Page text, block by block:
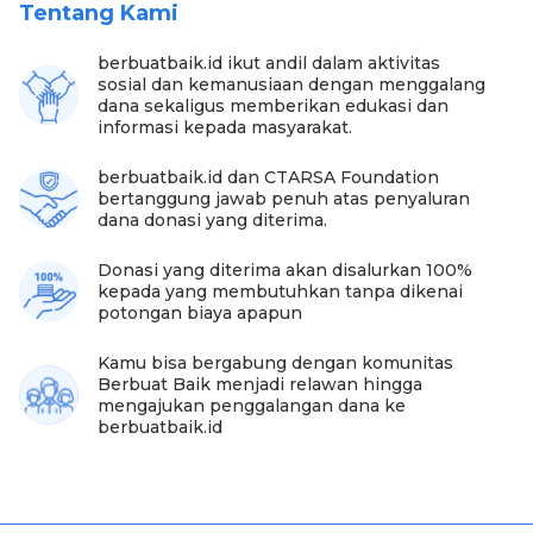
nyerit kalau terlalu banyak gerak. Sekarang pakai
popok, solat duduk, kalau sakit mantri dipanggil,"
keluhnya.
Tentang Kami
berbuatbaik.id ikut andil dalam aktivitas
sosial dan kemanusiaan dengan menggalang
dana sekaligus memberikan edukasi dan
informasi kepada masyarakat.
berbuatbaik.id dan CTARSA Foundation
bertanggung jawab penuh atas penyaluran
dana donasi yang diterima.
Donasi yang diterima akan disalurkan 100%
kepada yang membutuhkan tanpa dikenai
potongan biaya apapun
Kamu bisa bergabung dengan komunitas
Berbuat Baik menjadi relawan hingga
mengajukan penggalangan dana ke
berbuatbaik.id